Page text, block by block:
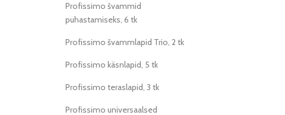
Profissimo švammid
puhastamiseks, 6 tk
Profissimo švammlapid Trio, 2 tk
Profissimo käsnlapid, 5 tk
Profissimo teraslapid, 3 tk
Profissimo universaalsed